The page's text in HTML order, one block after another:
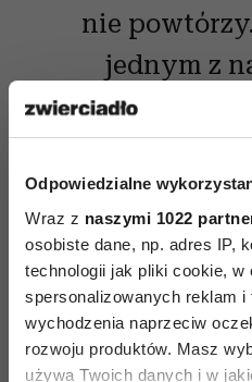
Odpowiedzialne
Wraz z naszymi 1022
osobiste dane, np. adres IP,
technologii jak pliki cookie, w
spersonalizowanych reklam
wychodzenia naprzeciw
rozwoju produktów. Masz
używa Twoich danych i w
nie
jednym z
sygnałów, że
szansę stać
zmiany, a
zaproszeniem
tego samego
Czytaj także:
Jak